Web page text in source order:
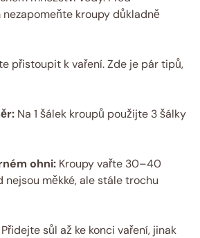
kroupy důkladně
přistoupit k vaření. Zde je pár tipů,
Na 1 šálek kroupů použijte 3 šálky
ohni: Kroupy vařte 30–40
nejsou měkké, ale stále trochu
Přidejte sůl až ke konci vaření, jinak